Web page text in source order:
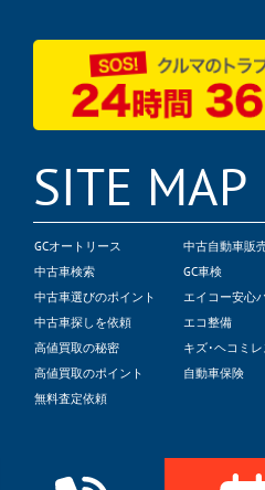
SITE MAP
GCオートリース
中古車検索
中古車選びのポイント
中古車探しを依頼
高値買取の秘密
高値買取のポイント
無料査定依頼
中古自動車販
GC車検
エイコー安心
エコ整備
キズ･ヘコミ
自動車保険